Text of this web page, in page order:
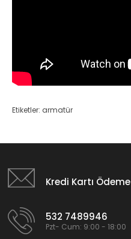
Etiketler: armatür
Kredi Kartı Ödeme
532 7489946
Pzt- Cum: 9:00 - 18:00